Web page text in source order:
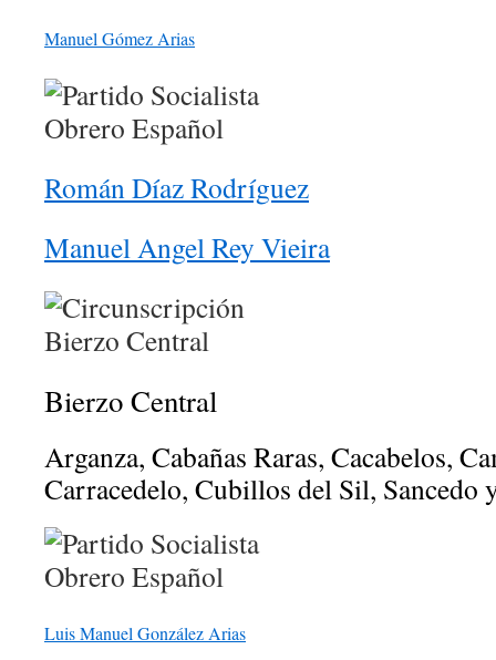
Manuel Gómez Arias
Román Díaz Rodríguez
Manuel Angel Rey Vieira
Bierzo Central
Arganza, Cabañas Raras, Cacabelos,
Carracedelo, Cubillos del Sil, Sancedo
Luis Manuel González Arias